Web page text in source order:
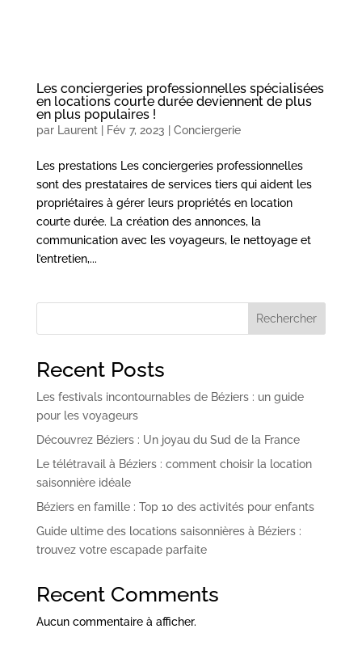
Les conciergeries professionnelles spécialisées
en locations courte durée deviennent de plus
en plus populaires !
par Laurent| Fév 7, 2023 Conciergerie
Les prestations Les conciergeries professionnelles
sont des prestataires de services tiers qui aident les
propriétaires à gérer leurs propriétés en location
courte durée. La création des annonces, la
communication avec les voyageurs, le nettoyage et
l’entretien,...
Rechercher
Recent Posts
Les festivals incontournables de Béziers : un guide
pour les voyageurs
Découvrez Béziers : Un joyau du Sud de la France
Le télétravail à Béziers : comment choisir la location
saisonnière idéale
Béziers en famille : Top 10 des activités pour enfants
Guide ultime des locations saisonnières à Béziers :
trouvez votre escapade parfaite
Recent Comments
Aucun commentaire à afficher.